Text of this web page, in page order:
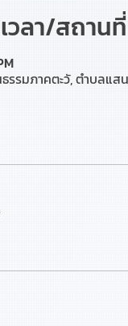
วลา/สถานที่
รมภาคตะวั, ตำบลแส